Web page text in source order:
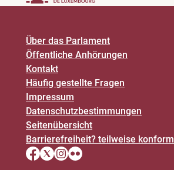
Über das Parlament
Öffentliche Anhörungen
Kontakt
Häufig gestellte Fragen
Impressum
Datenschutz­bestimmungen
Seitenübersicht
Barrierefreiheit? teilweise konform